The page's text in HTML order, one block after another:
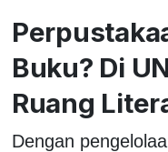
Buku? Di
Ruang
Dengan